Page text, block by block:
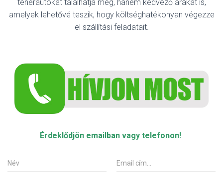
teherautókat találhatja meg, hanem kedvező árakat is,
amelyek lehetővé teszik, hogy költséghatékonyan végezze
el szállítási feladatait.
Érdeklődjön emailban vagy telefonon!
N
é
E
m